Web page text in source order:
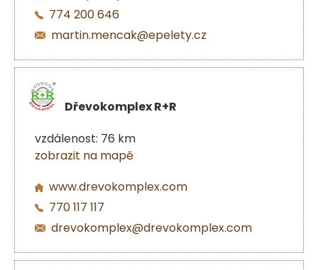
774 200 646
martin.mencak@epelety.cz
Dřevokomplex R+R
vzdálenost: 76 km
zobrazit na mapě
www.drevokomplex.com
770 117 117
drevokomplex@drevokomplex.com